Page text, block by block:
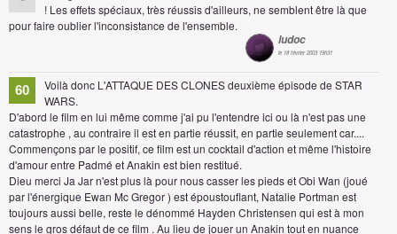
! Les effets spéciaux, très réussis d'ailleurs, ne semblent être là que
pour faire oublier l'inconsistance de l'ensemble.
ludoc
le 18 février 2003 19h31
60
Voilà donc L'ATTAQUE DES CLONES deuxième épisode de STAR
WARS.
D'abord le film en lui même comme j'ai pu l'entendre ici ou là n'est pas une
catastrophe , au contraire il est en partie réussit, en partie seulement car....
Commençons par le positif, ce film est un cocktail d'action et même l'histoire
d'amour entre Padmé et Anakin est bien restitué.
Dieu merci Ja Jar n'est plus là pour nous casser les pieds et Obi Wan (joué
par l'énergique Ewan Mc Gregor ) est époustouflant, Natalie Portman est
toujours aussi belle, reste le dénommé Hayden Christensen qui est à mon
sens le gros défaut de ce film . Au lieu de jouer un Anakin tout en nuance